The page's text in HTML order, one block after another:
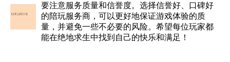
要注意服务质量和信誉度。选择信誉好、口碑好
的陪玩服务商，可以更好地保证游戏体验的质
量，并避免一些不必要的风险。希望每位玩家都
能在绝地求生中找到自己的快乐和满足！